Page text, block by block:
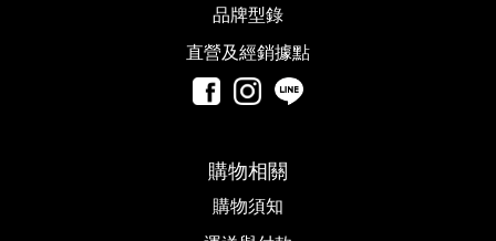
品牌型錄
直營及經銷據點
購物相關
購物須知